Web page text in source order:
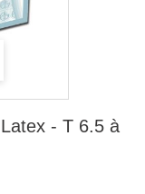
- T 6.5 à